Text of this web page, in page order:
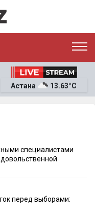
Астана 13.63°C
специалистами
перед выборами: